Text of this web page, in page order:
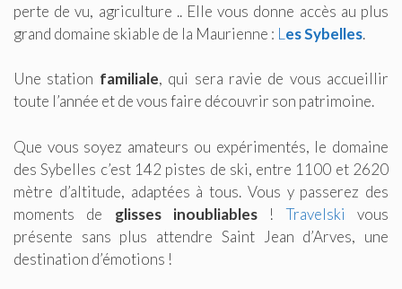
perte de vu, agriculture .. Elle vous donne accès au plus
grand domaine skiable de la Maurienne : L es Sybelles.
Une station familiale, qui sera ravie de vous accueillir
toute l’année et de vous faire découvrir son patrimoine.
Que vous soyez amateurs ou expérimentés, le domaine
des Sybelles c’est 142 pistes de ski, entre 1100 et 2620
mètre d’altitude, adaptées à tous. Vous y passerez des
moments de glisses inoubliables !Travelski vous
présente sans plus attendre Saint Jean d’Arves, une
destination d’émotions !